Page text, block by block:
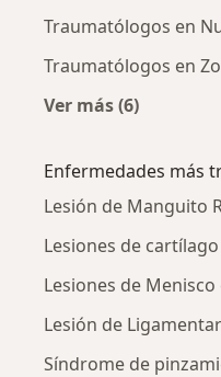
Traumatólogos en
Traumatólogos en
Ver más (6)
Enfermedades más
Lesión de Manguito
Lesiones de
Lesiones de Menisco
Lesión de
Síndrome de